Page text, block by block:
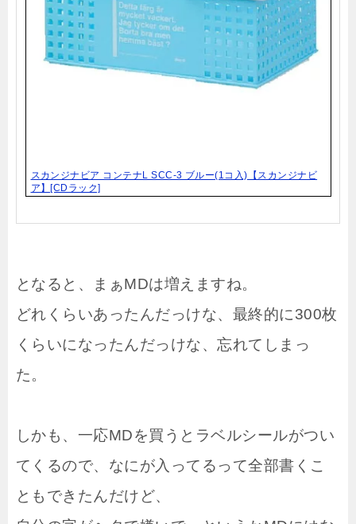
スカンジナビア コンテナL SCC-3 ブルー(1コ入)【スカンジナビ
ア】[CDラック]
となると、まぁMDは増えますね。
どれくらいあったんだっけな、最終的に300枚
くらいになったんだっけな、忘れてしまっ
た。
しかも、一応MDを買うとラベルシールがつい
てくるので、なにが入ってるって全部書くこ
ともできたんだけど、